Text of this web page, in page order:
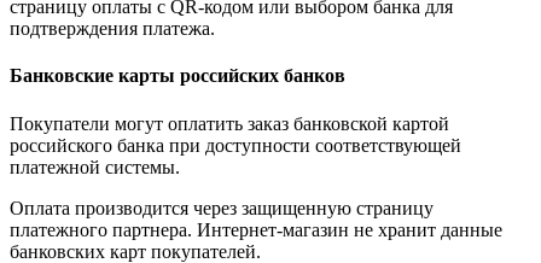
страницу оплаты с QR-кодом или выбором банка для
подтверждения платежа.
Банковские карты российских банков
Покупатели могут оплатить заказ банковской картой
российского банка при доступности соответствующей
платежной системы.
Оплата производится через защищенную страницу
платежного партнера. Интернет-магазин не хранит данные
банковских карт покупателей.